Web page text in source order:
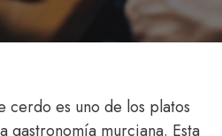
cerdo es uno de los platos
gastronomía murciana. Esta